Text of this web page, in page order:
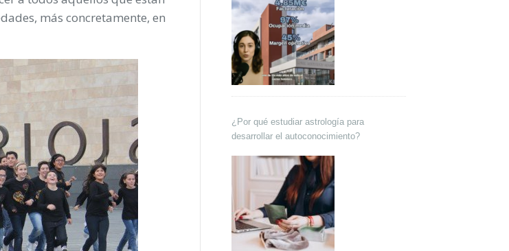
más concretamente, en
¿Por qué estudiar astrología para
desarrollar el autoconocimiento?